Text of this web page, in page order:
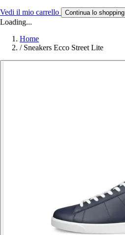
Vedi il mio carrello Continua lo shopping
Loading...
Home
/ Sneakers Ecco Street Lite